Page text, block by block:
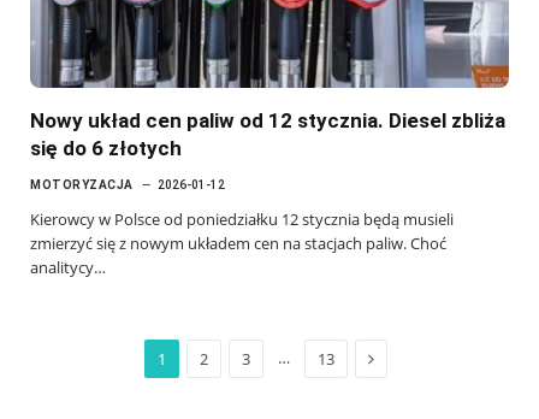
Nowy układ cen paliw od 12 stycznia. Diesel zbliża
się do 6 złotych
MOTORYZACJA 2026-01-12
Kierowcy w Polsce od poniedziałku 12 stycznia będą musieli
zmierzyć się z nowym układem cen na stacjach paliw. Choć
analitycy…
1 2 3 … 13 Next